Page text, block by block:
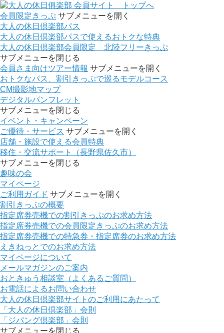
会員サイト トップへ
会員限定きっぷ サブメニューを開く
大人の休日倶楽部パス
大人の休日倶楽部パスで使えるおトクな特典
大人の休日倶楽部会員限定 北陸フリーきっぷ
サブメニューを閉じる
会員さま向けツアー情報 サブメニューを開く
おトクなパス、割引きっぷで巡るモデルコース
CM撮影地マップ
デジタルパンフレット
サブメニューを閉じる
イベント・キャンペーン
ご優待・サービス サブメニューを開く
店舗・施設で使える会員特典
移住・交流サポート（長野県佐久市）
サブメニューを閉じる
趣味の会
マイページ
ご利用ガイド サブメニューを開く
割引きっぷの概要
指定席券売機での割引きっぷのお求め方法
指定席券売機での会員限定きっぷのお求め方法
指定席券売機での特急券・指定席券のお求め方法
えきねっとでのお求め方法
マイページについて
メールマガジンのご案内
おときゅう相談室（よくあるご質問）
お電話によるお問い合わせ
大人の休日倶楽部サイトのご利用にあたって
「大人の休日倶楽部」会則
「ジパング倶楽部」会則
サブメニューを閉じる